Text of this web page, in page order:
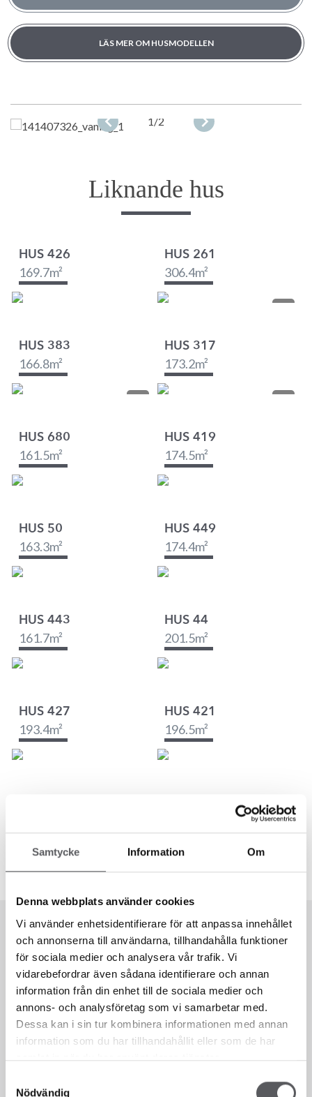
Samtycke Information Om
Denna webbplats använder cookies
Vi använder enhetsidentifierare för att anpassa innehållet
och annonserna till användarna, tillhandahålla funktioner
för sociala medier och analysera vår trafik. Vi
vidarebefordrar även sådana identifierare och annan
information från din enhet till de sociala medier och
annons- och analysföretag som vi samarbetar med.
Dessa kan i sin tur kombinera informationen med annan
information som du har tillhandahållit eller som de har
samlat in när du har använt deras tjänster.
Nödvändig
LÄS MER OM HUSMODELLEN
1/2
Liknande hus
HUS 426
169.7m²
HUS 261
306.4m²
HUS 383
166.8m²
HUS 317
173.2m²
HUS 680
161.5m²
HUS 419
174.5m²
HUS 50
163.3m²
HUS 449
174.4m²
HUS 443
161.7m²
HUS 44
201.5m²
HUS 427
193.4m²
HUS 421
196.5m²